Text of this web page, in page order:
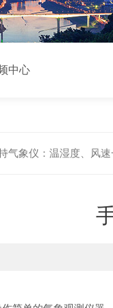
中心
气象仪：温湿度、风速